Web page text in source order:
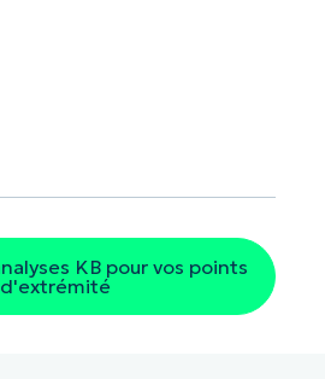
KB pour vos points
d'extrémité